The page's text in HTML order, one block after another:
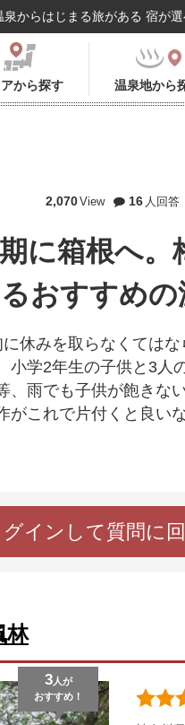
泉からはじまる旅がある 宿が
から探す 温泉地から
2,070View 16 人回答
に箱根へ
おすすめの
休みを取らなくては
小学2年生の子供と3人
、雨でも子供が飽きな
これで片付くと良い
グインして質問に
林
3人が
おすすめ！